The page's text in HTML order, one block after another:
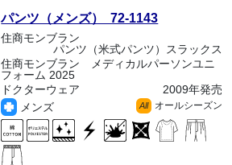
パンツ（メンズ） 72-1143
住商モンブラン
パンツ（米式パンツ）スラックス
住商モンブラン メディカルパーソンユニ
フォーム 2025
ドクターウェア
2009年発売
メンズ
All オールシーズン